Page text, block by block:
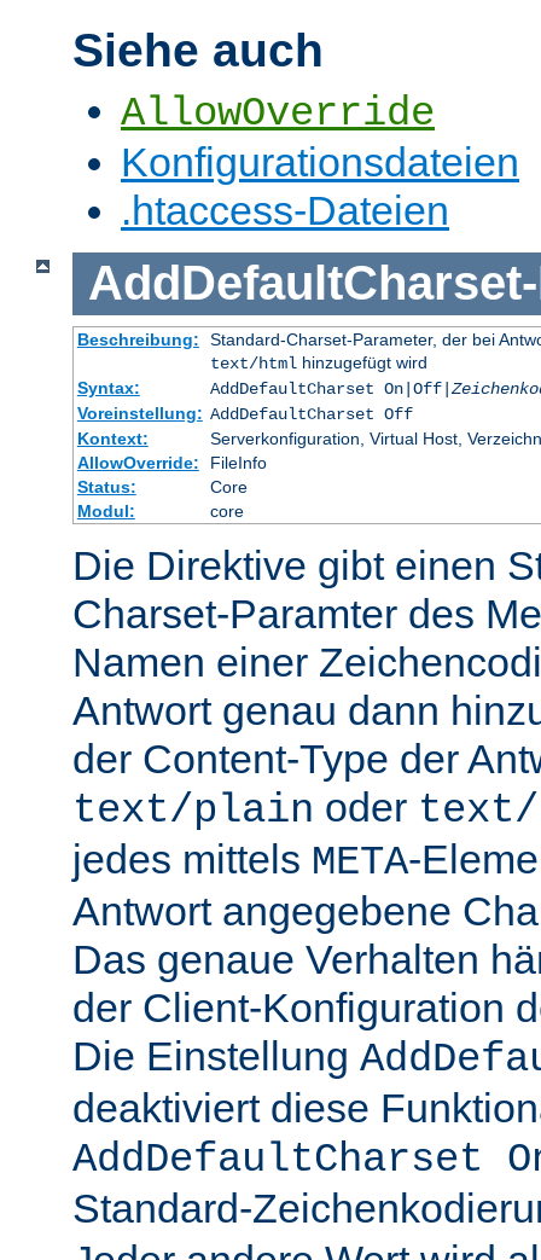
Siehe auch
AllowOverride
Konfigurationsdateien
.htaccess-Dateien
AddDefaultCharset-
Beschreibung:
Standard-Charset-Parameter, der bei
text/html hinzugefügt wird
Syntax:
AddDefaultCharset On|Off|
Voreinstellung: AddDefaultCharset Off
Kontext:
Serverkonfiguration, Virtual Host,
AllowOverride:
FileInfo
Status:
Core
Modul:
core
Die Direktive gibt einen
Charset-Paramter des
Namen einer
Antwort genau dann
der Content-Type der
text/plain oder text/
jedes mittels META-
Antwort angegebene
Das genaue Verhalten
der Client-Konfiguration
Die Einstellung
deaktiviert diese
AddDefaultCharset
Standard-